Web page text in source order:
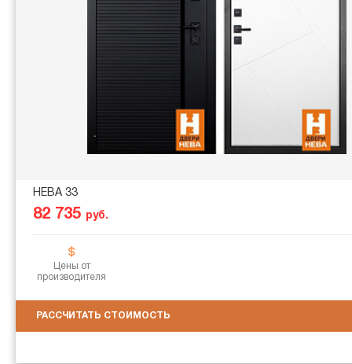
НЕВА 33
82 735 руб.
Цены от
производителя
РАССЧИТАТЬ СТОИМОСТЬ